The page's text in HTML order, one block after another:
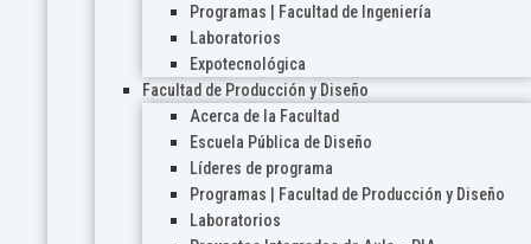
Programas | Facultad de Ingeniería
Laboratorios
Expotecnológica
Facultad de Producción y Diseño
Acerca de la Facultad
Escuela Pública de Diseño
Líderes de programa
Programas | Facultad de Producción y Diseño
Laboratorios